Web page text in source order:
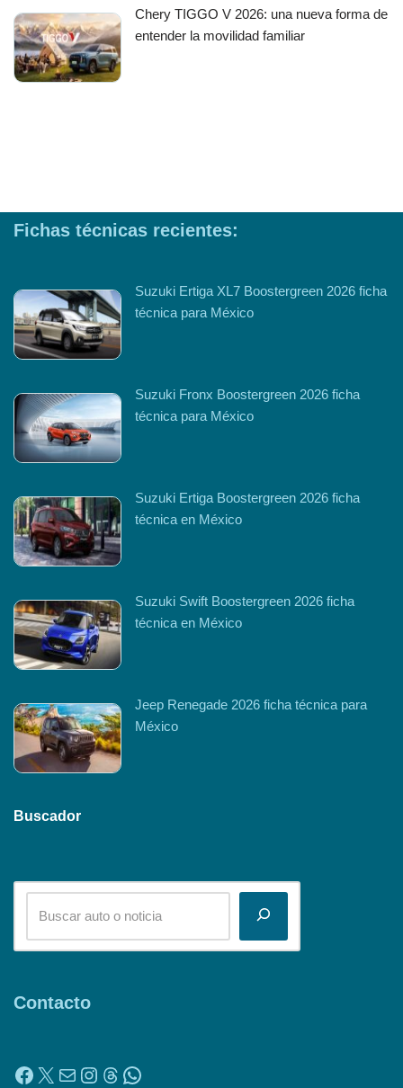
Chery TIGGO V 2026: una nueva forma de
entender la movilidad familiar
Fichas técnicas recientes:
Suzuki Ertiga XL7 Boostergreen 2026 ficha
técnica para México
Suzuki Fronx Boostergreen 2026 ficha
técnica para México
Suzuki Ertiga Boostergreen 2026 ficha
técnica en México
Suzuki Swift Boostergreen 2026 ficha
técnica en México
Jeep Renegade 2026 ficha técnica para
México
Buscador
Contacto